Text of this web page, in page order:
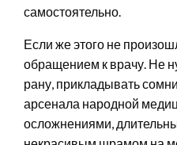
самостоятельно.
Если же этого не
обращением к врачу. Не
рану, прикладывать
арсенала народной
осложнениями,